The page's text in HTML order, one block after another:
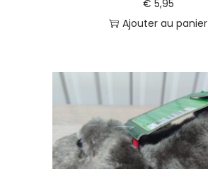
€ 5,95
Ajouter au panier